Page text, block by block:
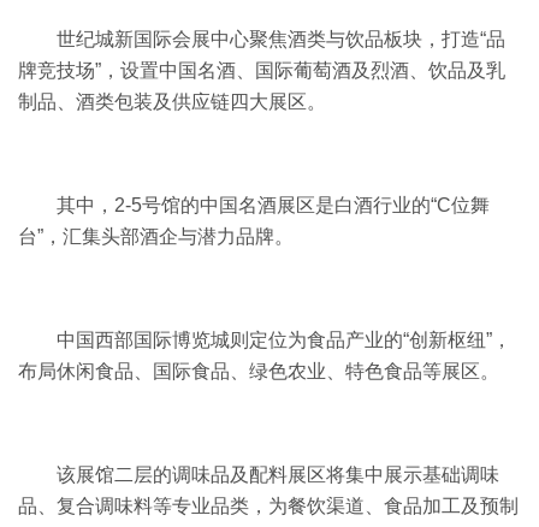
世纪城新国际会展中心聚焦酒类与饮品板块，打造“品
牌竞技场”，设置中国名酒、国际葡萄酒及烈酒、饮品及乳
制品、酒类包装及供应链四大展区。
其中，2-5号馆的中国名酒展区是白酒行业的“C位舞
台”，汇集头部酒企与潜力品牌。
中国西部国际博览城则定位为食品产业的“创新枢纽”，
布局休闲食品、国际食品、绿色农业、特色食品等展区。
该展馆二层的调味品及配料展区将集中展示基础调味
品、复合调味料等专业品类，为餐饮渠道、食品加工及预制